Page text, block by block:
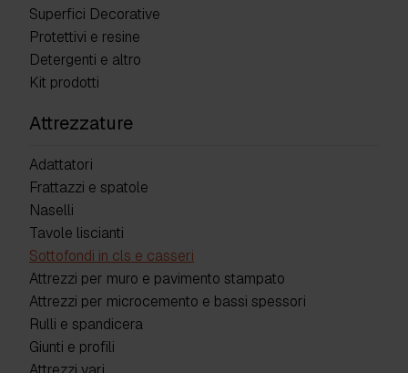
Superfici Decorative
Protettivi e resine
Detergenti e altro
Kit prodotti
Attrezzature
Adattatori
Frattazzi e spatole
Naselli
Tavole liscianti
Sottofondi in cls e casseri
Attrezzi per muro e pavimento stampato
Attrezzi per microcemento e bassi spessori
Rulli e spandicera
Giunti e profili